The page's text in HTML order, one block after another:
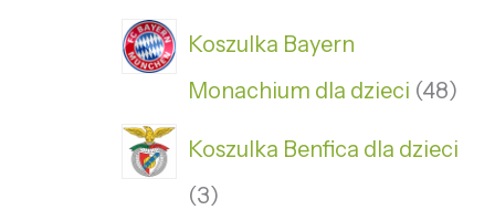
Koszulka Bayern
Monachium dla dzieci 48
Koszulka Benfica dla dzieci
3